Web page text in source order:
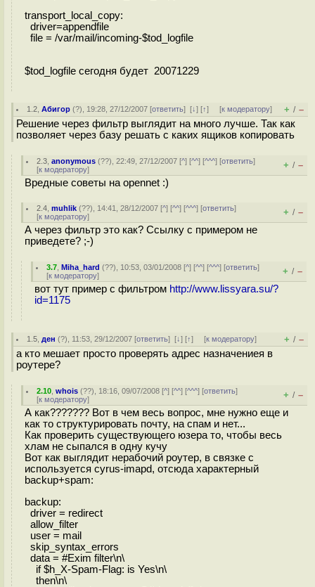
transport_local_copy:
driver=appendfile
file = /var/mail/incoming-$tod_logfile
$tod_logfile сегодня будет 20071229
1.2 ,Абигор (?), 19:28, 27/12/2007 [ответить][↓] [↑] [к модератору] + / –
Решение через фильтр выглядит на много лучше. Так как
позволяет через базу решать с каких ящиков копировать
2.3 ,anonymous (??), 22:49, 27/12/2007 [^] [^^] [^^^] [ответить]
[к модератору] + / –
Вредные советы на opennet :)
2.4 ,muhlik (??), 14:41, 28/12/2007 [^] [^^] [^^^] [ответить]
[к модератору] + / –
А через фильтр это как? Ссылку с примером не
приведете? ;-)
3.7 ,Miha_hard (??), 10:53, 03/01/2008 [^] [^^] [^^^] [ответить]
[к модератору] + / –
вот тут пример с фильтром http://www.lissyara.su/?
id=1175
1.5 ден (?), 11:53, 29/12/2007 [ответить][↓] [↑] [к модератору] + / –
а кто мешает просто проверять адрес назначениея в
роутере?
2.10 ,whois (??), 18:16, 09/07/2008 [^] [^^] [^^^] [ответить]
[к модератору] + / –
А как??????? Вот в чем весь вопрос, мне нужно еще и
как то структурировать почту, на спам и нет...
Как проверить существующего юзера то, чтобы весь
хлам не сыпался в одну кучу
Вот как выглядит нерабочий роутер, в связке с
используется cyrus-imapd, отсюда характерный
backup+spam:
backup:
driver = redirect
allow_filter
user = mail
skip_syntax_errors
data = #Exim filter\n\
if $h_X-Spam-Flag: is Yes\n\
then\n\